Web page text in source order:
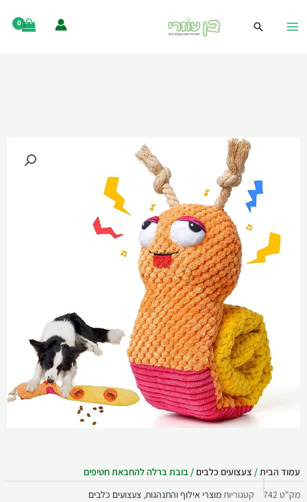
עמוד הבית/ צעצועים כלבים / בובת ברלה להחבאת חטיפים
מק"ט742 קטגוריותמוצרי אילוף והתנהגות, צעצועים כלבים